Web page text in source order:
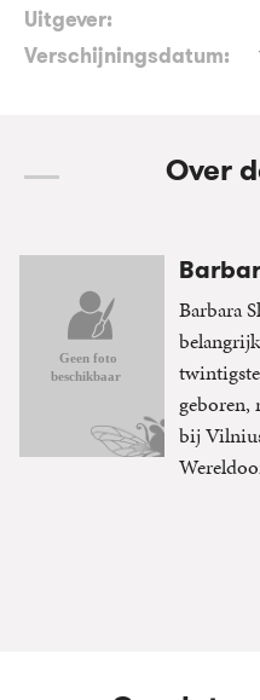
Uitgever:
Verschijningsdatum:
Over
Barbara
geboren,
bij